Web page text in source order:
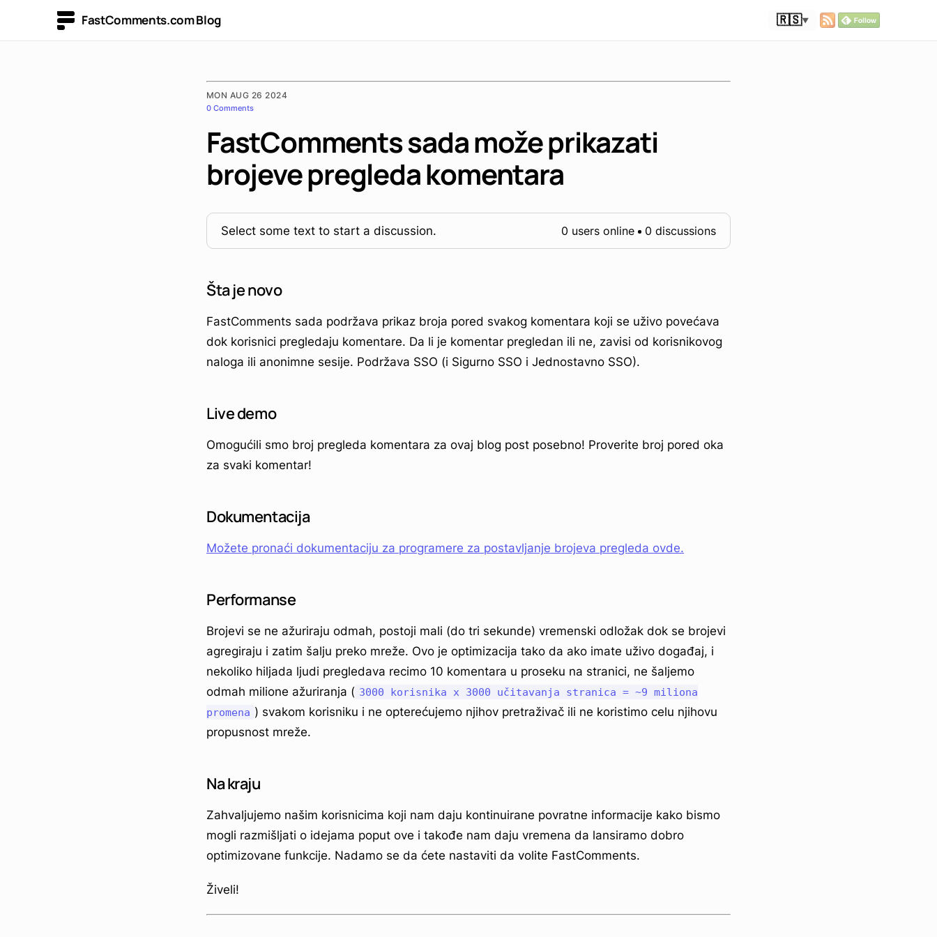
FastComments.com Blog 🇷🇸▼
MON AUG 26 2024
0 Comments
FastComments sada može prikazati
brojeve pregleda komentara
Select some text to start a discussion. 0 users online 0 discussions
Šta je novo
FastComments sada podržava prikaz broja pored svakog komentara koji se uživo povećava
dok korisnici pregledaju komentare. Da li je komentar pregledan ili ne, zavisi od korisnikovog
naloga ili anonimne sesije. Podržava SSO (i Sigurno SSO i Jednostavno SSO).
Live demo
Omogućili smo broj pregleda komentara za ovaj blog post posebno! Proverite broj pored oka
za svaki komentar!
Dokumentacija
Možete pronaći dokumentaciju za programere za postavljanje brojeva pregleda ovde.
Performanse
Brojevi se ne ažuriraju odmah, postoji mali (do tri sekunde) vremenski odložak dok se brojevi
agregiraju i zatim šalju preko mreže. Ovo je optimizacija tako da ako imate uživo događaj, i
nekoliko hiljada ljudi pregledava recimo 10 komentara u proseku na stranici, ne šaljemo
odmah milione ažuriranja ( 3000 korisnika x 3000 učitavanja stranica = ~9 miliona
promena ) svakom korisniku i ne opterećujemo njihov pretraživač ili ne koristimo celu njihovu
propusnost mreže.
Na kraju
Zahvaljujemo našim korisnicima koji nam daju kontinuirane povratne informacije kako bismo
mogli razmišljati o idejama poput ove i takođe nam daju vremena da lansiramo dobro
optimizovane funkcije. Nadamo se da ćete nastaviti da volite FastComments.
Živeli!